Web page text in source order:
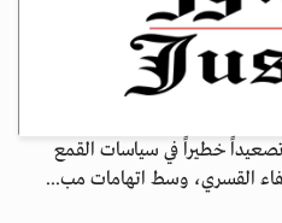
خطيراً في سياسات القمع
القسري، وسط اتهامات مب...